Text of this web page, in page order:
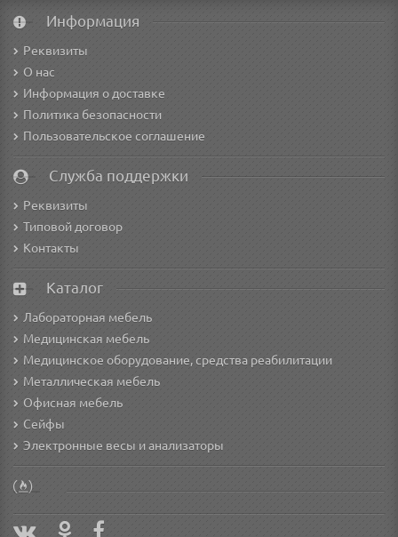
Информация
Реквизиты
О нас
Информация о доставке
Политика безопасности
Пользовательское соглашение
Служба поддержки
Реквизиты
Типовой договор
Контакты
Каталог
Лабораторная мебель
Медицинская мебель
Медицинское оборудование, средства реабилитации
Металлическая мебель
Офисная мебель
Сейфы
Электронные весы и анализаторы